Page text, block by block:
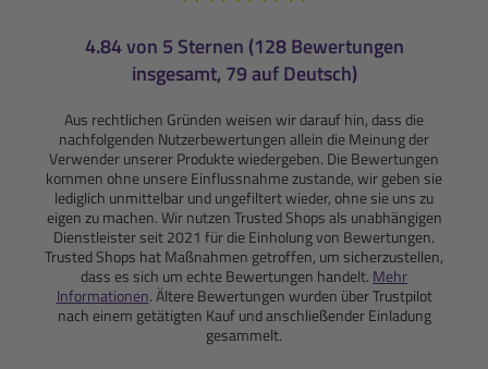
4.84 von 5 Sternen (128 Bewertungen
insgesamt, 79 auf Deutsch)
Aus rechtlichen Gründen weisen wir darauf hin, dass die
nachfolgenden Nutzerbewertungen allein die Meinung der
Verwender unserer Produkte wiedergeben. Die Bewertungen
kommen ohne unsere Einflussnahme zustande, wir geben sie
lediglich unmittelbar und ungefiltert wieder, ohne sie uns zu
eigen zu machen. Wir nutzen Trusted Shops als unabhängigen
Dienstleister seit 2021 für die Einholung von Bewertungen.
Trusted Shops hat Maßnahmen getroffen, um sicherzustellen,
dass es sich um echte Bewertungen handelt. Mehr
Informationen. Ältere Bewertungen wurden über Trustpilot
nach einem getätigten Kauf und anschließender Einladung
gesammelt.